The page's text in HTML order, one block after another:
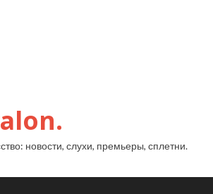
новости, слухи, премьеры, сплетни.